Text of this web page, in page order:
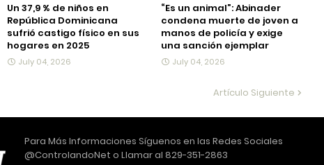
Un 37,9 % de niños en
República Dominicana
sufrió castigo físico en sus
hogares en 2025
July 04, 2026
“Es un animal”: Abinader
condena muerte de joven a
manos de policía y exige
una sanción ejemplar
July 04, 2026
Artículo Siguiente
Para Más Informaciones Síguenos en las Redes Sociales
@ControlandoNet o Llamar al 829-351-2863